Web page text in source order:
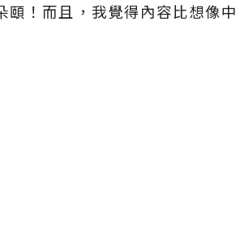
！而且，我覺得內容比想像中